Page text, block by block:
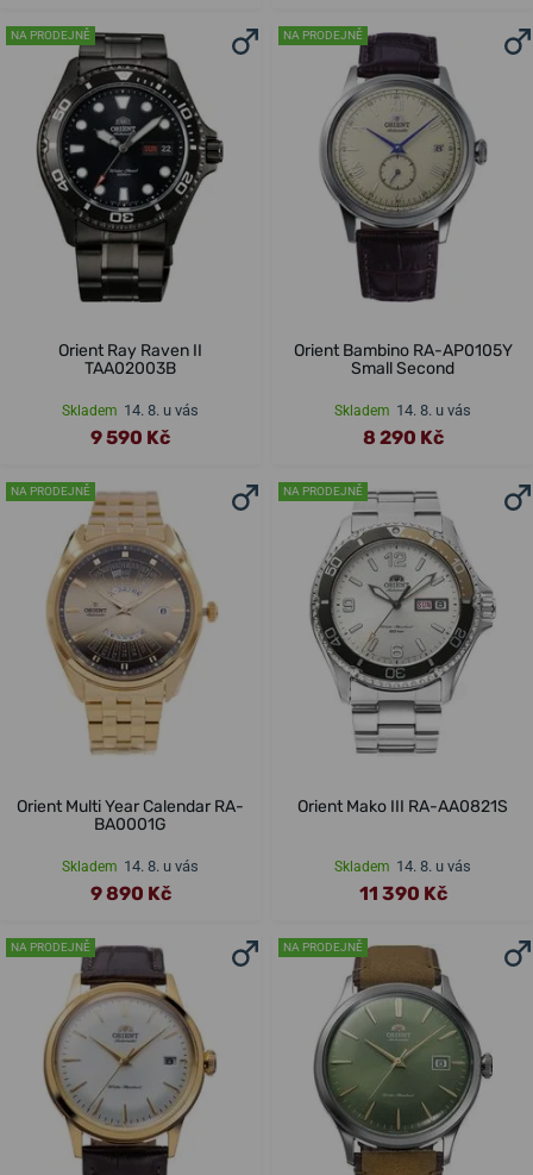
NA PRODEJNĚ
Orient Ray Raven II
TAA02003B
Skladem 14. 8. u vás
9 590 Kč
NA PRODEJNĚ
Orient Bambino RA-AP0105Y
Small Second
Skladem 14. 8. u vás
8 290 Kč
NA PRODEJNĚ
Orient Multi Year Calendar RA-
BA0001G
Skladem 14. 8. u vás
9 890 Kč
NA PRODEJNĚ
Orient Mako III RA-AA0821S
Skladem 14. 8. u vás
11 390 Kč
NA PRODEJNĚ NA PRODEJNĚ